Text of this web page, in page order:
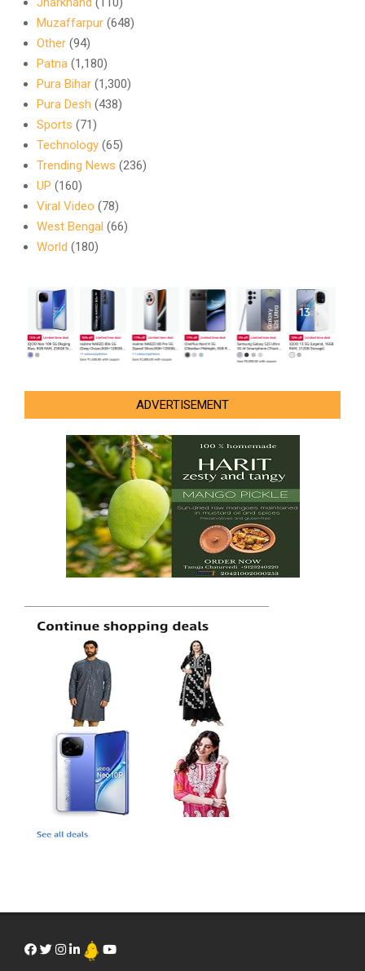
Muzaffarpur (648)
Other (94)
Patna (1,180)
Pura Bihar (1,300)
Pura Desh (438)
Sports (71)
Technology (65)
Trending News (236)
UP (160)
Viral Video (78)
West Bengal (66)
World (180)
ADVERTISEMENT